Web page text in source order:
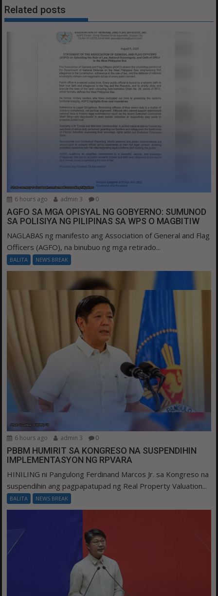
Related posts
6 hours ago admin 3 0
AGFO SA MGA OPISYAL NG GOBYERNO: SUMUNOD
SA POLISIYA NG PILIPINAS SA WPS O MAGBITIW
NAGLABAS ng manifesto ang Association of General and Flag
Officers (AGFO), na binubuo ng mga retirado...
BALITA NEWS BREAK
6 hours ago admin 3 0
PBBM HUMIRIT SA KONGRESO NA SUSPENDIHIN
IMPLEMENTASYON NG RPVARA
HINILING ni Pangulong Ferdinand Marcos Jr. sa Kongreso na
suspendihin ang pagpapatupad ng Real Property Valuation...
BALITA NEWS BREAK